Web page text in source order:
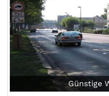
Günstige